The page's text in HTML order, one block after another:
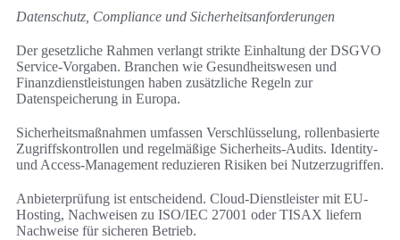
Datenschutz, Compliance und Sicherheitsanforderungen
Der gesetzliche Rahmen verlangt strikte Einhaltung der DSGVO
Service-Vorgaben. Branchen wie Gesundheitswesen und
Finanzdienstleistungen haben zusätzliche Regeln zur
Datenspeicherung in Europa.
Sicherheitsmaßnahmen umfassen Verschlüsselung, rollenbasierte
Zugriffskontrollen und regelmäßige Sicherheits-Audits. Identity-
und Access-Management reduzieren Risiken bei Nutzerzugriffen.
Anbieterprüfung ist entscheidend. Cloud-Dienstleister mit EU-
Hosting, Nachweisen zu ISO/IEC 27001 oder TISAX liefern
Nachweise für sicheren Betrieb.